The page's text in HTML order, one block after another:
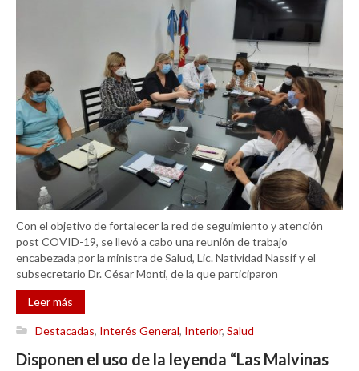
Con el objetivo de fortalecer la red de seguimiento y atención
post COVID-19, se llevó a cabo una reunión de trabajo
encabezada por la ministra de Salud, Lic. Natividad Nassif y el
subsecretario Dr. César Monti, de la que participaron
Leer más
Destacadas, Interés General, Interior, Salud
Disponen el uso de la leyenda “Las Malvinas